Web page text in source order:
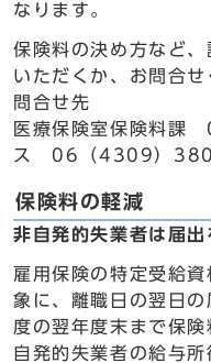
なります。
保険料の決め方など、
いただくか、お問合せ
問合せ先
医療保険室保険料
ス 06（4309）
保険料の軽減
非自発的失業者は届出
雇用保険の特定受給
象に、離職日の翌日
度の翌年度末まで保
自発的失業者の給与